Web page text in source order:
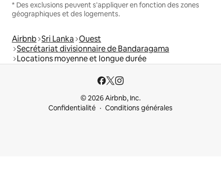
* Des exclusions peuvent s'appliquer en fonction des zones
géographiques et des logements.
Airbnb Sri Lanka Ouest
Secrétariat divisionnaire de Bandaragama
Locations moyenne et longue durée
© 2026 Airbnb, Inc.
Confidentialité
Conditions générales